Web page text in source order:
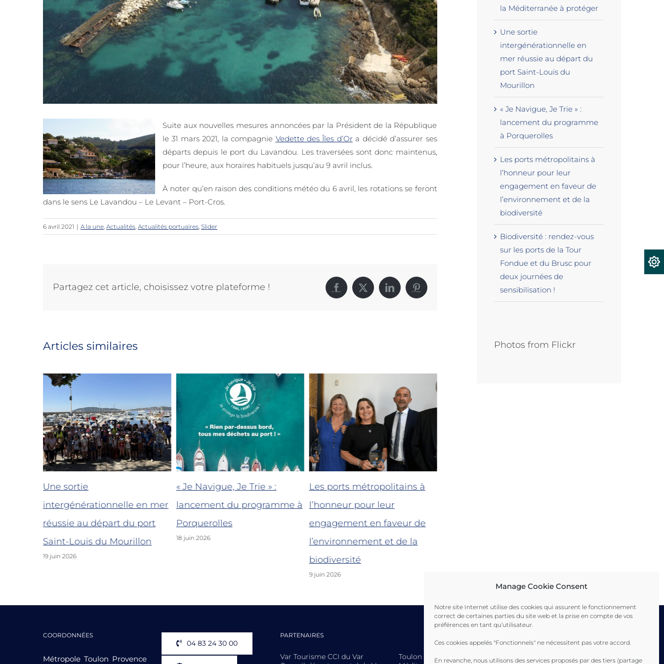
Manage Cookie Consent
Notre site Internet utilise des cookies qui assurent le fonctionnement
correct de certaines parties du site web et la prise en compte de vos
préférences en tant qu’utilisateur.
Ces cookies appelés "Fonctionnels" ne nécessitent pas votre accord.
En revanche, nous utilisons des services proposés par des tiers (partage
Suite aux nouvelles mesures annoncées par la Président de la République
le 31 mars 2021, la compagnie Vedette des Îles d’Ora décidé d’assurer ses
départs depuis le port du Lavandou. Les traversées sont donc maintenus,
pour l’heure, aux horaires habituels jusqu’au 9 avril inclus.
À noter qu’en raison des conditions météo du 6 avril, les rotations se feront
dans le sens Le Lavandou – Le Levant – Port-Cros.
6 avril 2021 | A la une Actualités Actualités portuaires Slider
Partagez cet article, choisissez votre plateforme ! Facebook
X LinkedInPinterest
Articles similaires
Une sortie
intergénérationnelle en mer
réussie au départ du port
Saint-Louis du Mourillon
19 juin 2026
« Je Navigue, Je Trie » :
lancement du programme à
Porquerolles
18 juin 2026
Les ports métropolitains à
l’honneur pour leur
engagement en faveur de
l’environnement et de la
biodiversité
9 juin 2026
la Méditerranée à protéger
Une sortie
intergénérationnelle en
mer réussie au départ du
port Saint-Louis du
Mourillon
« Je Navigue, Je Trie » :
lancement du programme
à Porquerolles
Les ports métropolitains à
l’honneur pour leur
engagement en faveur de
l’environnement et de la
biodiversité
Biodiversité : rendez-vous
sur les ports de la Tour
Fondue et du Brusc pour
deux journées de
sensibilisation !
Photos from Flickr
COORDONNÉES
Métropole Toulon Provence
04 83 24 30 00
PARTENAIRES
Var Tourisme CCI du Var
Toulon Provence